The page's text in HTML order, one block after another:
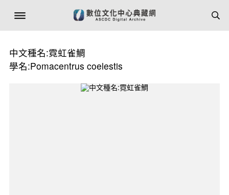
中文種名:霓虹雀鯛
學名:Pomacentrus coelestis